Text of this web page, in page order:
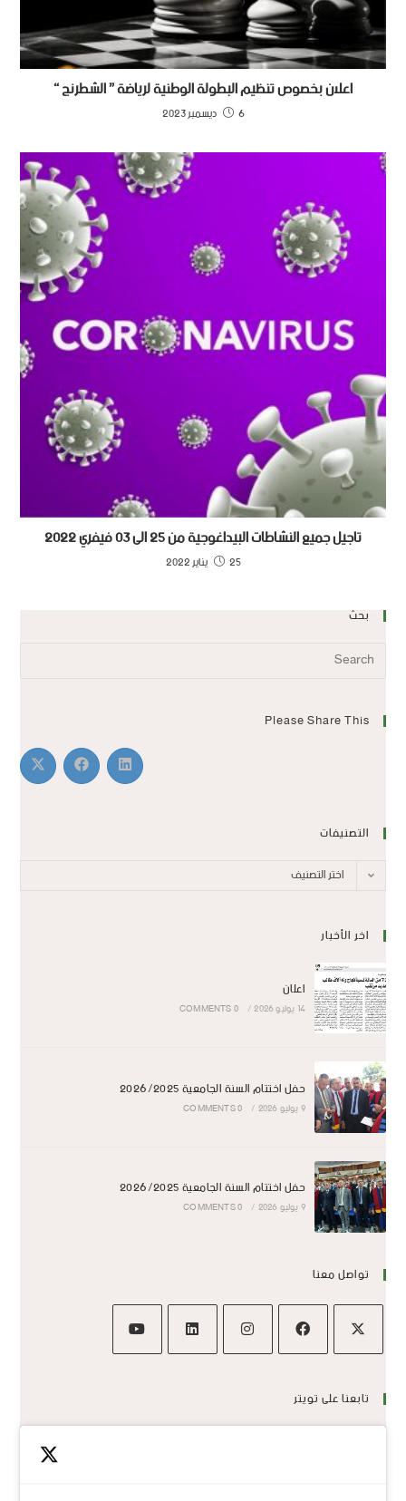
اعلان بخصوص تنظيم البطولة الوطنية لرياضة ” الشطرنج “
6 ديسمبر 2023
تاجيل جميع النشاطات البيداغوجية من 25 الى 03 فيفري 2022
25 يناير 2022
بحث
Please Share This
التصنيفات
اختر التصنيف
اخر الأخبار
اعلان
14 يوليو 2026 /
0 COMMENTS
حفل اختتام السنة الجامعية 2026/2025
9 يوليو 2026 /
0 COMMENTS
حفل اختتام السنة الجامعية 2026/2025
9 يوليو 2026 /
0 COMMENTS
تواصل معنا
تابعنا على تويتر